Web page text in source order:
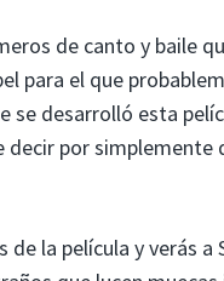
de canto y baile
para el que
se desarrolló esta
por simplemente
de la película y verás